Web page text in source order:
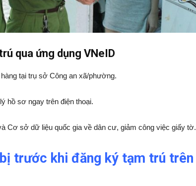
qua ứng dụng VNeID
tại trụ sở Công an xã/phường.
hồ sơ ngay trên điện thoại.
Cơ sở dữ liệu quốc gia về dân cư, giảm công việc giấy tờ.
trước khi đăng ký tạm trú trên